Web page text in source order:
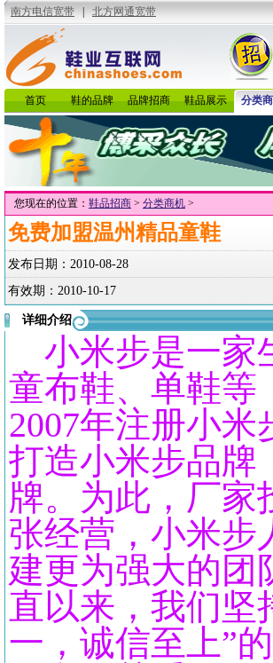
首页 鞋的品牌 品牌招商 鞋品展示 分类
您现在的位置： 鞋品招商 > 分类商机 >
免费加盟温州精品童鞋
发布日期： 2010-08-28
有效期： 2010-10-17
详细介绍
小米步是一家
童布鞋、单鞋等
2007年注册小
打造小米步品牌
牌。为此，厂家
张经营，小米步
建更为强大的团
直以来，我们坚
一，诚信至上”